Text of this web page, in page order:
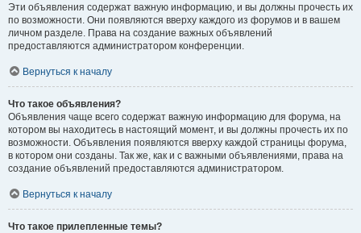
Эти объявления содержат важную информацию, и вы должны прочесть их
по возможности. Они появляются вверху каждого из форумов и в вашем
личном разделе. Права на создание важных объявлений
предоставляются администратором конференции.
Вернуться к началу
Что такое объявления?
Объявления чаще всего содержат важную информацию для форума, на
котором вы находитесь в настоящий момент, и вы должны прочесть их по
возможности. Объявления появляются вверху каждой страницы форума,
в котором они созданы. Так же, как и с важными объявлениями, права на
создание объявлений предоставляются администратором.
Вернуться к началу
Что такое прилепленные темы?